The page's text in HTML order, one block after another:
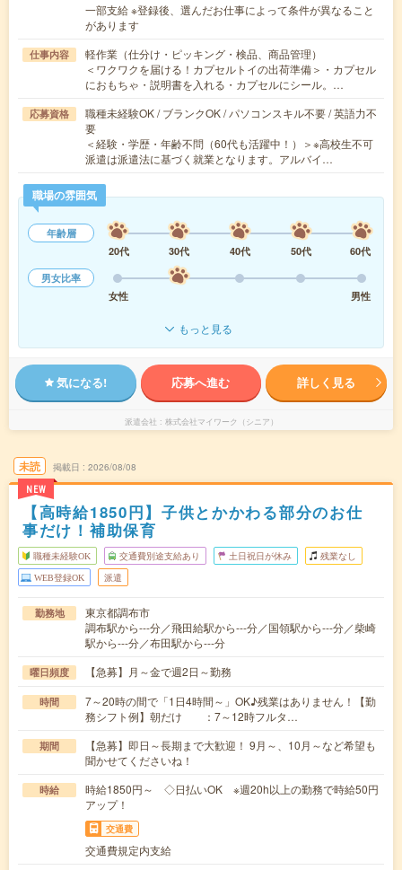
一部支給 ※登録後、選んだお仕事によって条件が異なること
があります
仕事内容
軽作業（仕分け・ピッキング・検品、商品管理）
＜ワクワクを届ける！カプセルトイの出荷準備＞・カプセル
におもちゃ・説明書を入れる・カプセルにシール。…
応募資格
職種未経験OK / ブランクOK / パソコンスキル不要 / 英語力不
要
＜経験・学歴・年齢不問（60代も活躍中！）＞※高校生不可
派遣は派遣法に基づく就業となります。アルバイ…
職場の雰囲気
年齢層
20代
30代 40代 50代
60代
男女比率
女性
男性
もっと見る
気になる! 応募へ進む 詳しく見る
派遣会社 株式会社マイワーク（シニア）
未読
NEW
掲載日 2026/08/08
【高時給1850円】子供とかかわる部分のお仕
事だけ！補助保育
職種未経験OK 交通費別途支給あり 土日祝日が休み 残業なし
WEB登録OK 派遣
勤務地
東京都調布市
調布駅から---分／飛田給駅から---分／国領駅から---分／柴崎
駅から---分／布田駅から---分
曜日頻度 【急募】月～金で週2日～勤務
時間
7～20時の間で「1日4時間～」OK♪残業はありません！【勤
務シフト例】朝だけ ：7～12時フルタ…
期間
【急募】即日～長期まで大歓迎！ 9月～、10月～など希望も
聞かせてくださいね！
時給
時給1850円～ ◇日払いOK ※週20h以上の勤務で時給50円
アップ！
交通費
交通費規定内支給